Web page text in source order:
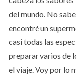
del mundo. No
encontré un
casi todas las
preparar varios de
el viaje. Voy por lo